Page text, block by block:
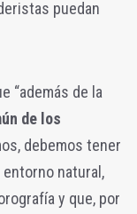
puedan
“además de la
de los
debemos tener
natural,
y que, por